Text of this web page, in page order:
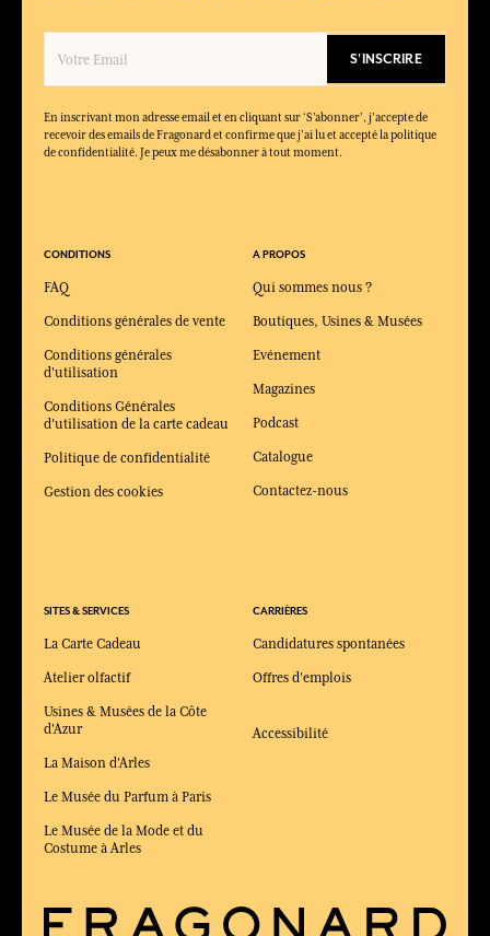
S'INSCRIRE
En inscrivant mon adresse email et en cliquant sur ‘S’abonner’, j'accepte de
recevoir des emails de Fragonard et confirme que j'ai lu et accepté la politique
de confidentialité. Je peux me désabonner à tout moment.
CONDITIONS
FAQ
Conditions générales de vente
Conditions générales
d'utilisation
Conditions Générales
d'utilisation de la carte cadeau
Politique de confidentialité
Gestion des cookies
SITES & SERVICES
La Carte Cadeau
Atelier olfactif
Usines & Musées de la Côte
d'Azur
La Maison d'Arles
Le Musée du Parfum à Paris
Le Musée de la Mode et du
Costume à Arles
A PROPOS
Qui sommes nous ?
Boutiques, Usines & Musées
Evénement
Magazines
Podcast
Catalogue
Contactez-nous
CARRIÈRES
Candidatures spontanées
Offres d'emplois
Accessibilité